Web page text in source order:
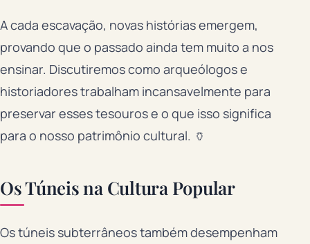
A cada escavação, novas histórias emergem,
provando que o passado ainda tem muito a nos
ensinar. Discutiremos como arqueólogos e
historiadores trabalham incansavelmente para
preservar esses tesouros e o que isso significa
para o nosso patrimônio cultural. 🏺
Os Túneis na Cultura Popular
Os túneis subterrâneos também desempenham